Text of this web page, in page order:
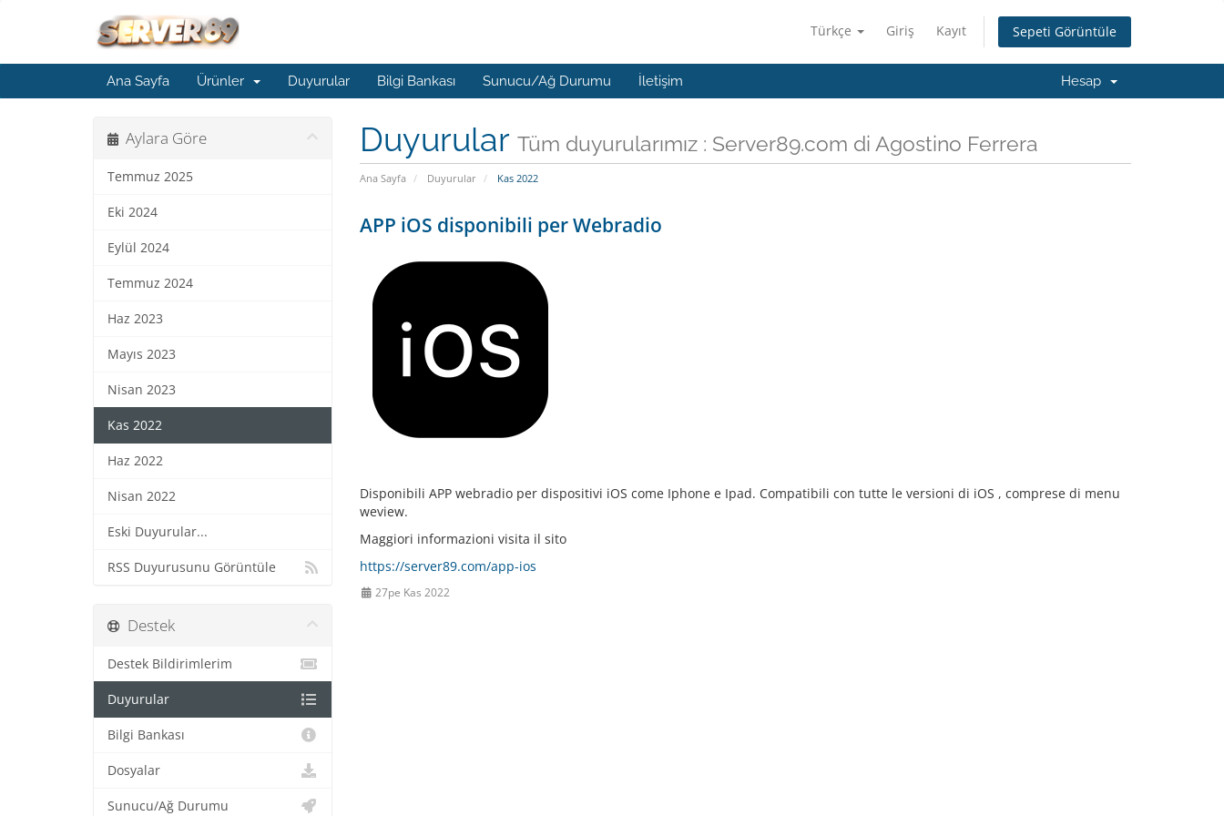
Türkçe Giriş Kayıt Sepeti Görüntüle
Ana Sayfa Ürünler Duyurular Bilgi Bankası Sunucu/Ağ Durumu İletişim Hesap
Duyurular Tüm duyurularımız : Server89.com di Agostino Ferrera
Ana Sayfa Duyurular Kas 2022
Aylara Göre
Temmuz 2025
Eki 2024
Eylül 2024
Temmuz 2024
Haz 2023
Mayıs 2023
Nisan 2023
Kas 2022
Haz 2022
Nisan 2022
Eski Duyurular...
RSS Duyurusunu Görüntüle
APP iOS disponibili per Webradio
Disponibili APP webradio per dispositivi iOS come Iphone e Ipad. Compatibili con tutte le versioni di iOS , comprese di menu
weview.
Maggiori informazioni visita il sito
https://server89.com/app-ios
27pe Kas 2022
Destek
Destek Bildirimlerim
Duyurular
Bilgi Bankası
Dosyalar
Sunucu/Ağ Durumu